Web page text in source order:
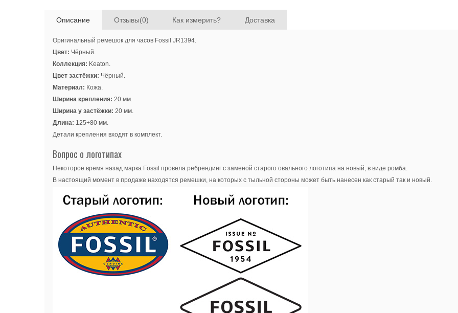
Описание Отзывы(0) Как измерить? Доставка
Оригинальный ремешок для часов Fossil JR1394.
Цвет: Чёрный.
Коллекция: Keaton.
Цвет застёжки: Чёрный.
Материал: Кожа.
Ширина крепления: 20 мм.
Ширина у застёжки: 20 мм.
Длина: 125+80 мм.
Детали крепления входят в комплект.
Вопрос о логотипах
Некоторое время назад марка Fossil провела ребрендинг с заменой старого овального логотипа на новый, в виде ромба.
В настоящий момент в продаже находятся ремешки, на которых с тыльной стороны может быть нанесен как старый так и новый.